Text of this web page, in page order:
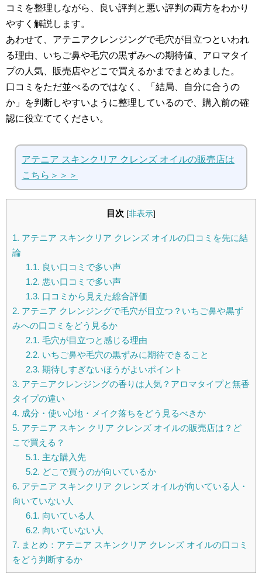
コミを整理しながら、良い評判と悪い評判の両方をわかり
やすく解説します。
あわせて、アテニアクレンジングで毛穴が目立つといわれ
る理由、いちご鼻や毛穴の黒ずみへの期待値、アロマタイ
プの人気、販売店やどこで買えるかまでまとめました。
口コミをただ並べるのではなく、「結局、自分に合うの
か」を判断しやすいように整理しているので、購入前の確
認に役立ててください。
アテニア スキンクリア クレンズ オイルの販売店は
こちら＞＞＞
目次 [非表示]
1. アテニア スキンクリア クレンズ オイルの口コミを先に結
論
1.1. 良い口コミで多い声
1.2. 悪い口コミで多い声
1.3. 口コミから見えた総合評価
2. アテニア クレンジングで毛穴が目立つ？いちご鼻や黒ず
みへの口コミをどう見るか
2.1. 毛穴が目立つと感じる理由
2.2. いちご鼻や毛穴の黒ずみに期待できること
2.3. 期待しすぎないほうがよいポイント
3. アテニアクレンジングの香りは人気？アロマタイプと無香
タイプの違い
4. 成分・使い心地・メイク落ちをどう見るべきか
5. アテニア スキン クリア クレンズ オイルの販売店は？ど
こで買える？
5.1. 主な購入先
5.2. どこで買うのが向いているか
6. アテニア スキンクリア クレンズ オイルが向いている人・
向いていない人
6.1. 向いている人
6.2. 向いていない人
7. まとめ：アテニア スキンクリア クレンズ オイルの口コミ
をどう判断するか